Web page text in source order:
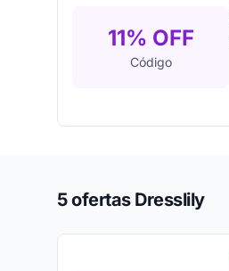
11% OFF
Código
5 ofertas Dresslily